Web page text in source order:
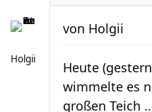
Holgii
von Holgii
Heute
wimmelte es
großen Teich